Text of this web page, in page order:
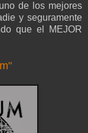
de los mejores
y seguramente
que el MEJOR